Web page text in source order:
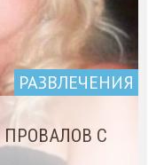
РАЗВЛЕЧЕНИЯ
С